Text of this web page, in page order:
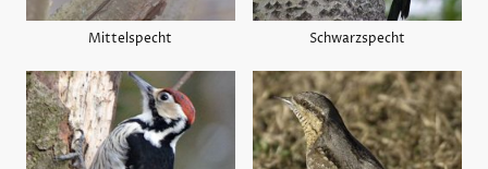
Mittelspecht Schwarzspecht